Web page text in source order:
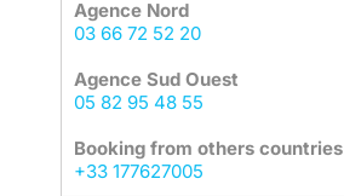
Agence Nord
03 66 72 52 20
Agence Sud Ouest
05 82 95 48 55
Booking from others countries
+33 177627005